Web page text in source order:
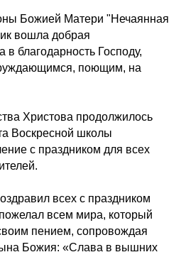
Божией Матери "Нечаянная
вошла добрая
в благодарность Господу,
поющим, на
Христова продолжилось
Воскресной школы
с праздником для всех
всех с праздником
всем мира, который
пением, сопровождая
Божия: «Слава в вышних